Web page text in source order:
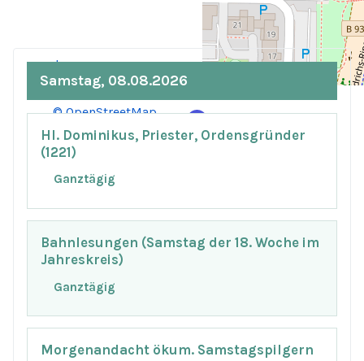
+−
© OpenStreetMap
Samstag, 08.08.2026
Hl. Dominikus, Priester, Ordensgründer
(1221)
Ganztägig
Bahnlesungen (Samstag der 18. Woche im
Jahreskreis)
Ganztägig
Morgenandacht ökum. Samstagspilgern